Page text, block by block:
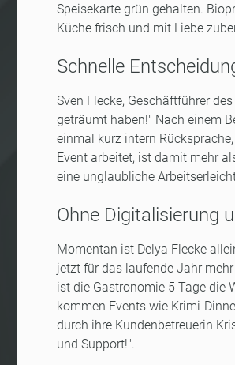
Speisekarte grün gehalten.
Küche frisch und mit Liebe
Schnelle
Sven Flecke, Geschäftführer
geträumt haben!" Nach einem
einmal kurz intern
Event arbeitet, ist damit mehr
eine unglaubliche
Ohne Digitalisierung
Momentan ist Delya Flecke
jetzt für das laufende Jahr
ist die Gastronomie 5 Tage die
kommen Events wie Krimi-
durch ihre Kundenbetreuerin
und Support!".